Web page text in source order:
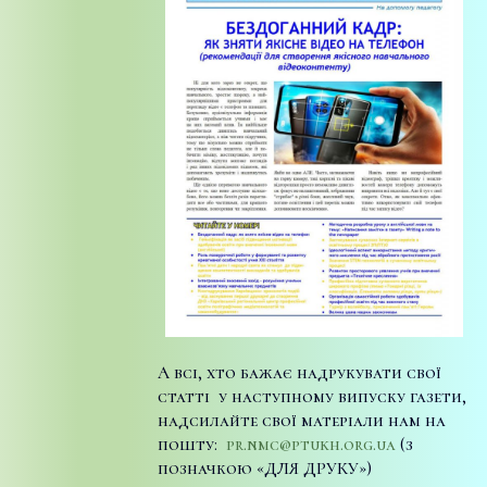
А всі, хто бажає надрукувати свої
статті у наступному випуску газети,
надсилайте свої матеріали нам на
пошту: pr.nmc@ptukh.org.ua(з
позначкою «ДЛЯ ДРУКУ»)